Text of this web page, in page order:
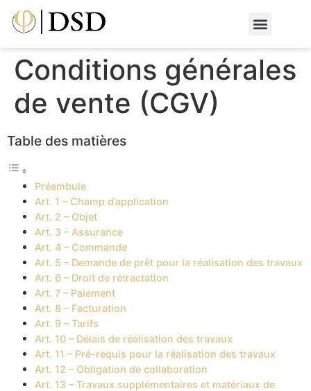
Conditions générales
de vente (CGV)
Table des matières
Préambule
Art. 1 – Champ d’application
Art. 2 – Objet
Art. 3 – Assurance
Art. 4 – Commande
Art. 5 – Demande de prêt pour la réalisation des travaux
Art. 6 – Droit de rétractation
Art. 7 – Paiement
Art. 8 – Facturation
Art. 9 – Tarifs
Art. 10 – Délais de réalisation des travaux
Art. 11 – Pré-requis pour la réalisation des travaux
Art. 12 – Obligation de collaboration
Art. 13 – Travaux supplémentaires et matériaux de